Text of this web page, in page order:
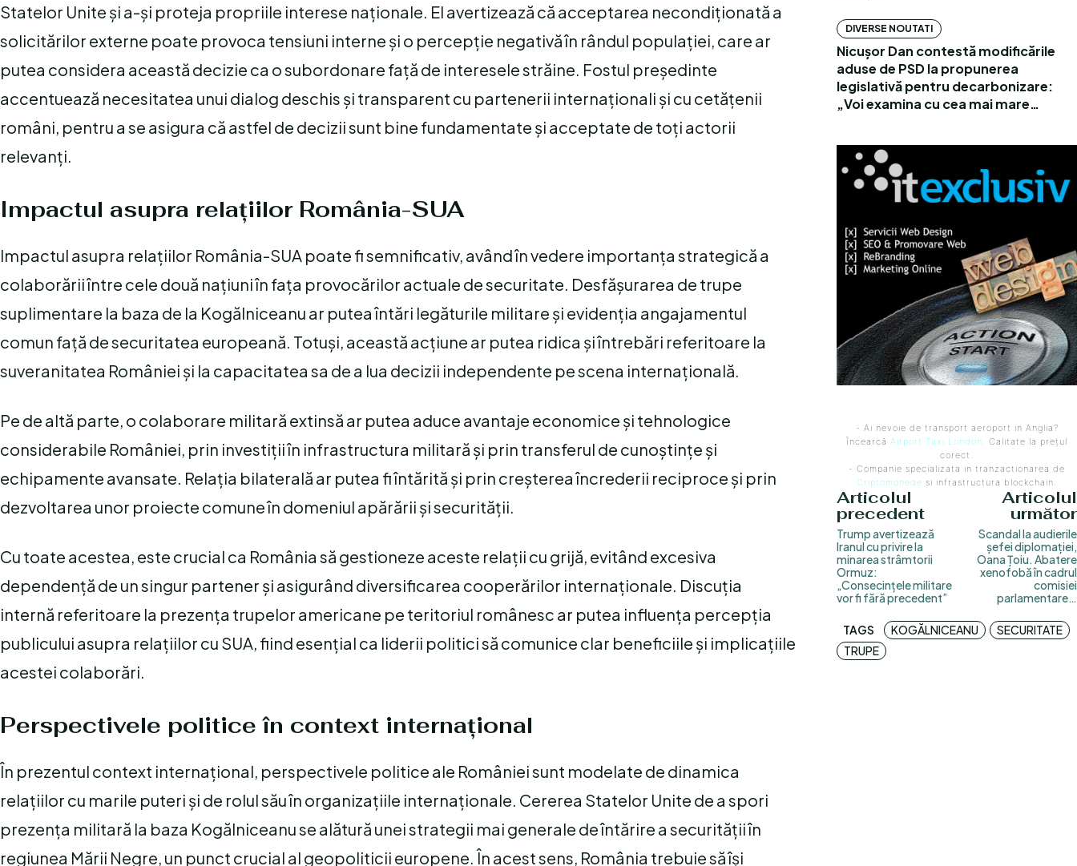
Statelor Unite și a-și proteja propriile interese naționale. El avertizează că acceptarea necondiționată a
solicitărilor externe poate provoca tensiuni interne și o percepție negativă în rândul populației, care ar
putea considera această decizie ca o subordonare față de interesele străine. Fostul președinte
accentuează necesitatea unui dialog deschis și transparent cu partenerii internaționali și cu cetățenii
români, pentru a se asigura că astfel de decizii sunt bine fundamentate și acceptate de toți actorii
relevanți.
Impactul asupra relațiilor România-SUA
Impactul asupra relațiilor România-SUA poate fi semnificativ, având în vedere importanța strategică a
colaborării între cele două națiuni în fața provocărilor actuale de securitate. Desfășurarea de trupe
suplimentare la baza de la Kogălniceanu ar putea întări legăturile militare și evidenția angajamentul
comun față de securitatea europeană. Totuși, această acțiune ar putea ridica și întrebări referitoare la
suveranitatea României și la capacitatea sa de a lua decizii independente pe scena internațională.
Pe de altă parte, o colaborare militară extinsă ar putea aduce avantaje economice și tehnologice
considerabile României, prin investiții în infrastructura militară și prin transferul de cunoștințe și
echipamente avansate. Relația bilaterală ar putea fi întărită și prin creșterea încrederii reciproce și prin
dezvoltarea unor proiecte comune în domeniul apărării și securității.
Cu toate acestea, este crucial ca România să gestioneze aceste relații cu grijă, evitând excesiva
dependență de un singur partener și asigurând diversificarea cooperărilor internaționale. Discuția
internă referitoare la prezența trupelor americane pe teritoriul românesc ar putea influența percepția
publicului asupra relațiilor cu SUA, fiind esențial ca liderii politici să comunice clar beneficiile și implicațiile
acestei colaborări.
Perspectivele politice în context internațional
În prezentul context internațional, perspectivele politice ale României sunt modelate de dinamica
relațiilor cu marile puteri și de rolul său în organizațiile internaționale. Cererea Statelor Unite de a spori
prezența militară la baza Kogălniceanu se alătură unei strategii mai generale de întărire a securității în
regiunea Mării Negre, un punct crucial al geopoliticii europene. În acest sens, România trebuie să își
DIVERSE NOUTATI
Nicușor Dan contestă modificările
aduse de PSD la propunerea
legislativă pentru decarbonizare:
„Voi examina cu cea mai mare…
- Ai nevoie de transport aeroport in Anglia?
Încearcă Airport Taxi London. Calitate la prețul
corect.
- Companie specializata in tranzactionarea de
Criptomonede si infrastructura blockchain.
Articolul
precedent
Trump avertizează
Iranul cu privire la
minarea strâmtorii
Ormuz:
„Consecințele militare
vor fi fără precedent”
Articolul
următor
Scandal la audierile
șefei diplomației,
Oana Țoiu. Abatere
xenofobă în cadrul
comisiei
parlamentare…
TAGS KOGĂLNICEANU
SECURITATE
TRUPE